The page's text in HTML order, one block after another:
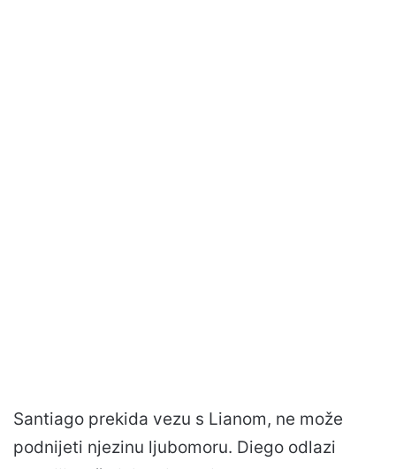
Santiago prekida vezu s Lianom, ne može
podnijeti njezinu ljubomoru. Diego odlazi